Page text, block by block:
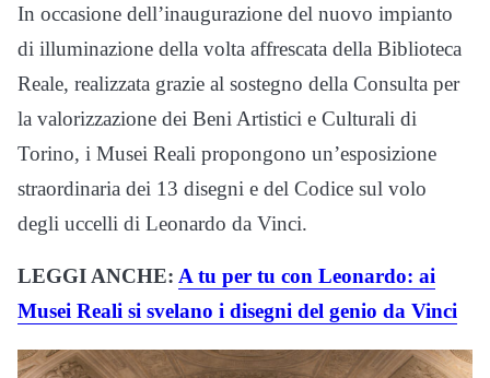
In occasione dell’inaugurazione del nuovo impianto
di illuminazione della volta affrescata della Biblioteca
Reale, realizzata grazie al sostegno della Consulta per
la valorizzazione dei Beni Artistici e Culturali di
Torino, i Musei Reali propongono un’esposizione
straordinaria dei 13 disegni e del Codice sul volo
degli uccelli di Leonardo da Vinci.
LEGGI ANCHE: A tu per tu con Leonardo: ai
Musei Reali si svelano i disegni del genio da Vinci